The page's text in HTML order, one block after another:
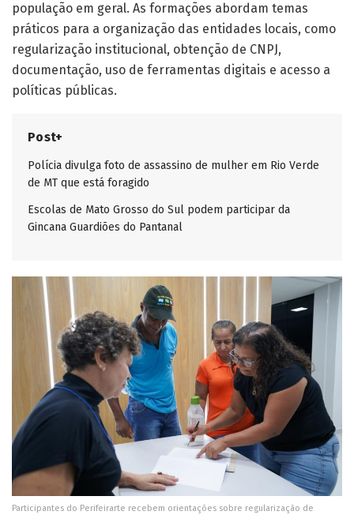
população em geral. As formações abordam temas
práticos para a organização das entidades locais, como
regularização institucional, obtenção de CNPJ,
documentação, uso de ferramentas digitais e acesso a
políticas públicas.
Post+
Polícia divulga foto de assassino de mulher em Rio Verde
de MT que está foragido
Escolas de Mato Grosso do Sul podem participar da
Gincana Guardiões do Pantanal
Participantes do Perifeirarte recebem orientações sobre regularização de